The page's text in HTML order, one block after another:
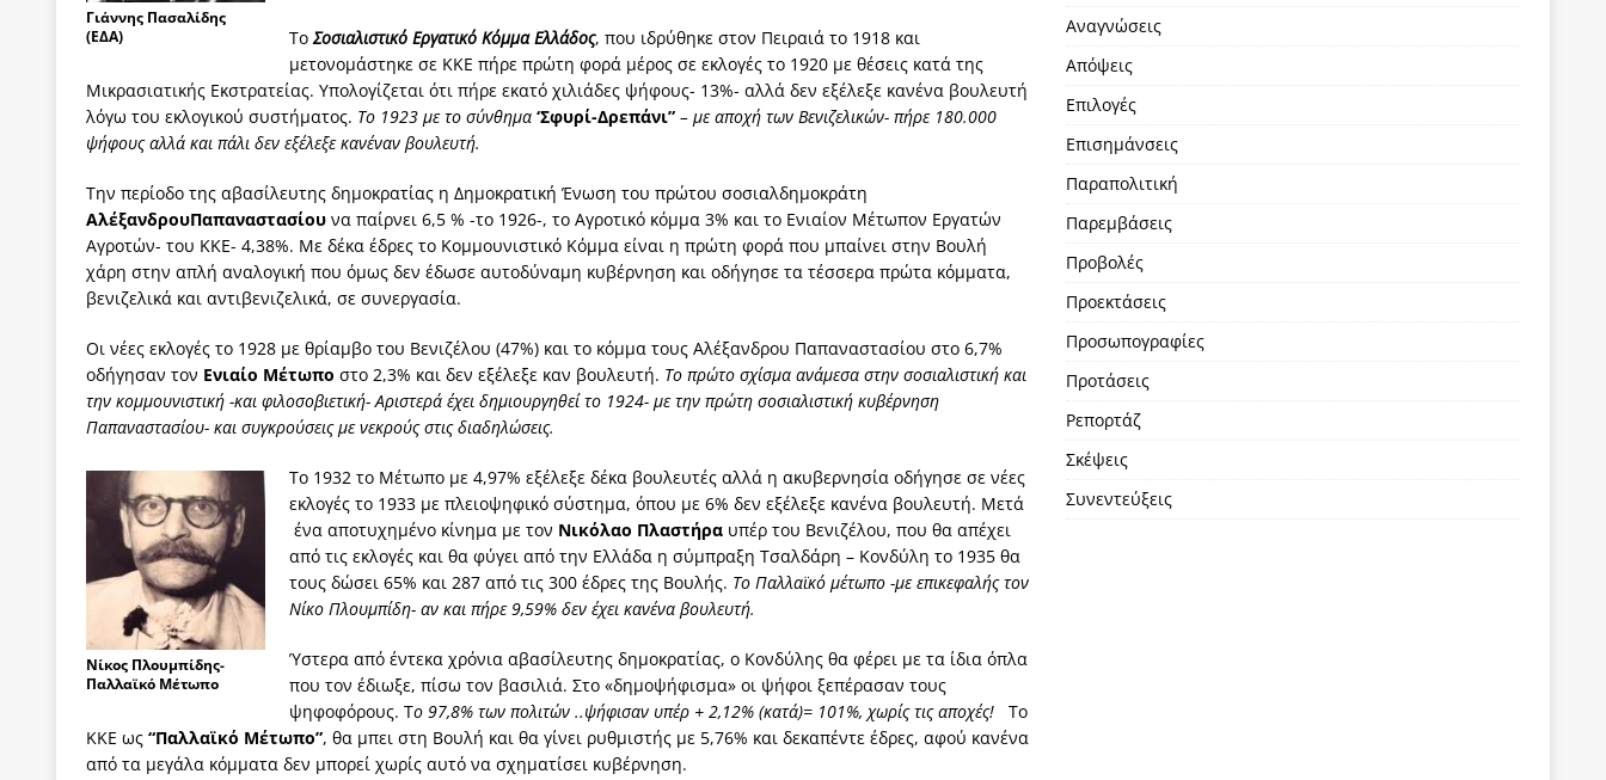
Γιάννης Πασαλίδης
(ΕΔΑ)
Το Σοσιαλιστικό Εργατικό Κόμμα Ελλάδος, που ιδρύθηκε στον Πειραιά το 1918 και
μετονομάστηκε σε ΚΚΕ πήρε πρώτη φορά μέρος σε εκλογές το 1920 με θέσεις κατά της
Μικρασιατικής Εκστρατείας. Υπολογίζεται ότι πήρε εκατό χιλιάδες ψήφους- 13%- αλλά δεν εξέλεξε κανένα βουλευτή
λόγω του εκλογικού συστήματος. Το 1923 με το σύνθημα ‘Σφυρί-Δρεπάνι” – με αποχή των Βενιζελικών- πήρε 180.000
ψήφους αλλά και πάλι δεν εξέλεξε κανέναν βουλευτή.
Την περίοδο της αβασίλευτης δημοκρατίας η Δημοκρατική Ένωση του πρώτου σοσιαλδημοκράτη
ΑλέξανδρουΠαπαναστασίου να παίρνει 6,5 % -το 1926-, το Αγροτικό κόμμα 3% και το Ενιαίον Μέτωπον Εργατών
Αγροτών- του ΚΚΕ- 4,38%. Με δέκα έδρες το Κομμουνιστικό Κόμμα είναι η πρώτη φορά που μπαίνει στην Βουλή
χάρη στην απλή αναλογική που όμως δεν έδωσε αυτοδύναμη κυβέρνηση και οδήγησε τα τέσσερα πρώτα κόμματα,
βενιζελικά και αντιβενιζελικά, σε συνεργασία.
Οι νέες εκλογές το 1928 με θρίαμβο του Βενιζέλου (47%) και το κόμμα τους Αλέξανδρου Παπαναστασίου στο 6,7%
οδήγησαν τον Ενιαίο Μέτωπο στο 2,3% και δεν εξέλεξε καν βουλευτή. Το πρώτο σχίσμα ανάμεσα στην σοσιαλιστική και
την κομμουνιστική -και φιλοσοβιετική- Αριστερά έχει δημιουργηθεί το 1924- με την πρώτη σοσιαλιστική κυβέρνηση
Παπαναστασίου- και συγκρούσεις με νεκρούς στις διαδηλώσεις.
Νίκος Πλουμπίδης-
Παλλαϊκό Μέτωπο
Το 1932 το Μέτωπο με 4,97% εξέλεξε δέκα βουλευτές αλλά η ακυβερνησία οδήγησε σε νέες
εκλογές το 1933 με πλειοψηφικό σύστημα, όπου με 6% δεν εξέλεξε κανένα βουλευτή. Μετά
ένα αποτυχημένο κίνημα με τον Νικόλαο Πλαστήρα υπέρ του Βενιζέλου, που θα απέχει
από τις εκλογές και θα φύγει από την Ελλάδα η σύμπραξη Τσαλδάρη – Κονδύλη το 1935 θα
τους δώσει 65% και 287 από τις 300 έδρες της Βουλής. Το Παλλαϊκό μέτωπο -με επικεφαλής τον
Νίκο Πλουμπίδη- αν και πήρε 9,59% δεν έχει κανένα βουλευτή.
Ύστερα από έντεκα χρόνια αβασίλευτης δημοκρατίας, ο Κονδύλης θα φέρει με τα ίδια όπλα
που τον έδιωξε, πίσω τον βασιλιά. Στο «δημοψήφισμα» οι ψήφοι ξεπέρασαν τους
ψηφοφόρους. Το 97,8% των πολιτών ..ψήφισαν υπέρ + 2,12% (κατά)= 101%, χωρίς τις αποχές!
Το
ΚΚΕ ως “Παλλαϊκό Μέτωπο”, θα μπει στη Βουλή και θα γίνει ρυθμιστής με 5,76% και δεκαπέντε έδρες, αφού κανένα
από τα μεγάλα κόμματα δεν μπορεί χωρίς αυτό να σχηματίσει κυβέρνηση.
Αναγνώσεις
Απόψεις
Επιλογές
Επισημάνσεις
Παραπολιτική
Παρεμβάσεις
Προβολές
Προεκτάσεις
Προσωπογραφίες
Προτάσεις
Ρεπορτάζ
Σκέψεις
Συνεντεύξεις